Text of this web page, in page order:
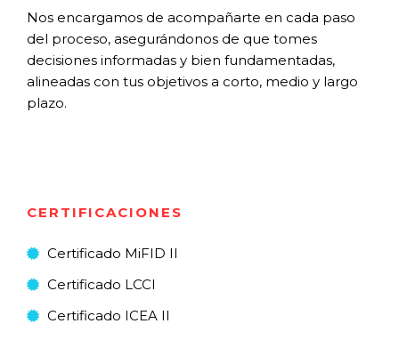
Nos encargamos de acompañarte en cada paso
del proceso, asegurándonos de que tomes
decisiones informadas y bien fundamentadas,
alineadas con tus objetivos a corto, medio y largo
plazo.
CERTIFICACIONES
Certificado MiFID II
Certificado LCCI
Certificado ICEA II